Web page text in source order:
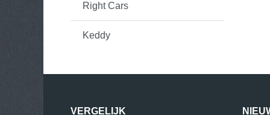
Right Cars
Keddy
VERGELIJK